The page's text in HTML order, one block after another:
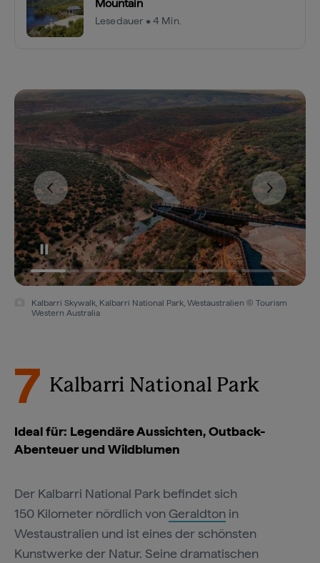
Mountain
Lesedauer • 4 Min.
Kalbarri Skywalk, Kalbarri National Park, Westaustralien © Tourism
Western Australia
7 Kalbarri National Park
Ideal für: Legendäre Aussichten, Outback-
Abenteuer und Wildblumen
Der Kalbarri National Park befindet sich
150 Kilometer nördlich von Geraldton in
Westaustralien und ist eines der schönsten
Kunstwerke der Natur. Seine dramatischen